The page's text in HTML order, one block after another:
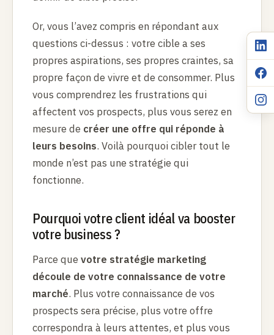
Or, vous l’avez compris en répondant aux
questions ci-dessus : votre cible a ses
propres aspirations, ses propres craintes, sa
propre façon de vivre et de consommer. Plus
vous comprendrez les frustrations qui
affectent vos prospects, plus vous serez en
mesure de créer une offre qui réponde à
leurs besoins. Voilà pourquoi cibler tout le
monde n’est pas une stratégie qui
fonctionne.
Pourquoi votre client idéal va booster
votre business ?
Parce que votre stratégie marketing
découle de votre connaissance de votre
marché. Plus votre connaissance de vos
prospects sera précise, plus votre offre
correspondra à leurs attentes, et plus vous